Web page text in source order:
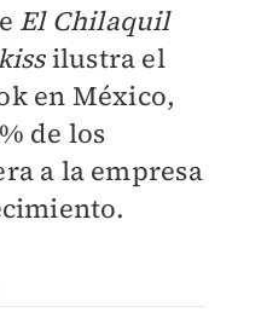
El Chilaquil
ilustra el
en México,
de los
a la empresa